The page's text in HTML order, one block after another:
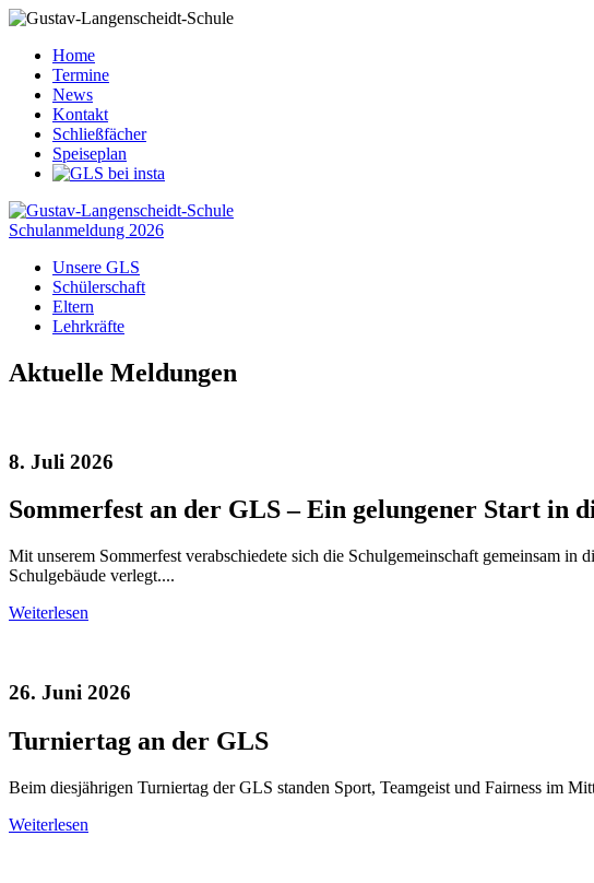
Home
Termine
News
Kontakt
Schließfächer
Speiseplan
Schulanmeldung 2026
Unsere GLS
Schülerschaft
Eltern
Lehrkräfte
Aktuelle Meldungen
8. Juli 2026
Sommerfest an der GLS – Ein gelungener Start in
Mit unserem Sommerfest verabschiedete sich die Schulgemeinschaft gemeinsam
Schulgebäude verlegt....
Weiterlesen
26. Juni 2026
Turniertag an der GLS
Beim diesjährigen Turniertag der GLS standen Sport, Teamgeist und Fairness im
Weiterlesen